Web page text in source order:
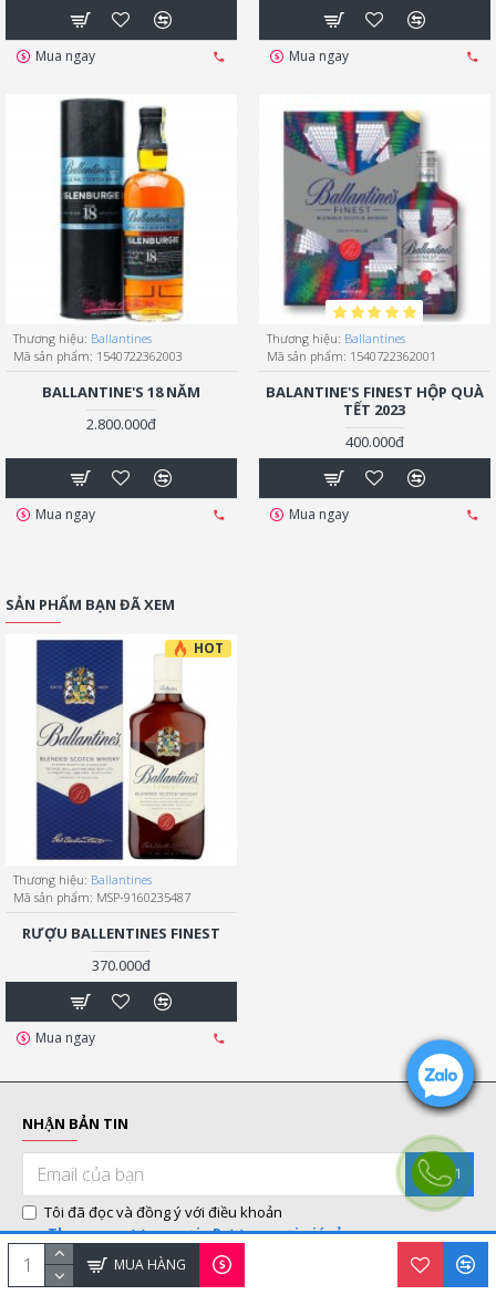
MUA HÀNG
Mua ngay Mua ngay
Thương hiệu: Ballantines
Mã sản phẩm: 1540722362003
BALLANTINE'S 18 NĂM
2.800.000đ
Mua ngay
Thương hiệu: Ballantines
Mã sản phẩm: 1540722362001
BALANTINE'S FINEST HỘP QUÀ
TẾT 2023
400.000đ
Mua ngay
SẢN PHẨM BẠN ĐÃ XEM
HOT
Thương hiệu: Ballantines
Mã sản phẩm: MSP-9160235487
RƯỢU BALLENTINES FINEST
370.000đ
Mua ngay
NHẬN BẢN TIN
GỬI
Tôi đã đọc và đồng ý với điều khoản
Thu mua rượu ngoại - Rượu ngoại giá sỉ